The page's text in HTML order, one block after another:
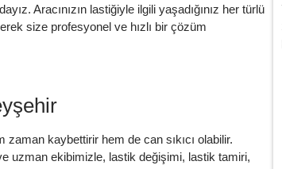
Aracınızın lastiğiyle ilgili yaşadığınız her türlü
size profesyonel ve hızlı bir çözüm
zaman kaybettirir hem de can sıkıcı olabilir.
uzman ekibimizle, lastik değişimi, lastik tamiri,